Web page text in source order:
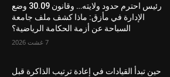
رئيس احترم حدود ولايته… وقانون 30.09 وضع
الإدارة في مأزق: ماذا كشف ملف جامعة
السباحة عن أزمة الحكامة الرياضية؟
7 غشت 2026
حين تبدأ القيادات في إعادة ترتيب الذاكرة قبل